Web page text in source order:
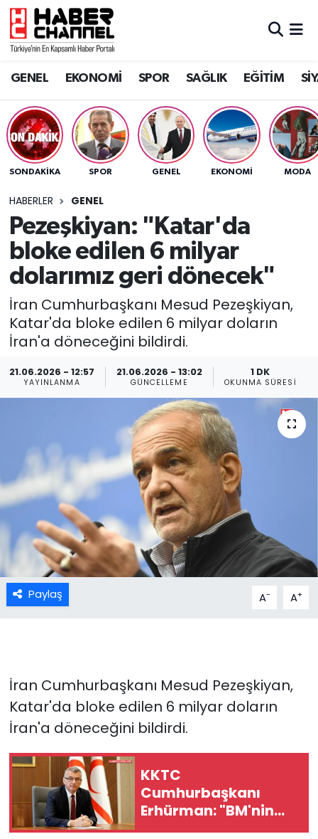
GENEL EKONOMİ SPOR SAĞLIK EĞİTİM
SONDAKIKA SPOR GENEL EKONOMİ MODA
HABERLER GENEL
Pezeşkiyan: "Katar'da
bloke edilen 6 milyar
dolarımız geri dönecek"
İran Cumhurbaşkanı Mesud Pezeşkiyan,
Katar'da bloke edilen 6 milyar doların
İran'a döneceğini bildirdi.
21.06.2026 - 12:57
YAYINLANMA
21.06.2026 - 13:02
GÜNCELLEME
1 DK
OKUNMA SÜRESI
Paylaş A- A+
İran Cumhurbaşkanı Mesud Pezeşkiyan,
Katar'da bloke edilen 6 milyar doların
İran'a döneceğini bildirdi.
KKTC
Cumhurbaşkanı
Erhürman: "BM'nin
mayın temizleme
GENEL
SPOR
SAĞLIK
EĞİTİM
SİYASET
MAGAZİN
Nöbetçi Eczaneler
Trafik Durumu
Süper Lig Puan Durumu ve Fikstür
Tüm Manşetler
Son Dakika Haberleri
Haber Arşivi